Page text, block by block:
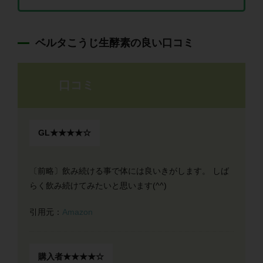
ベルタこうじ生酵素の良い口コミ
GL★★★★☆
〔前略〕飲み続ける事で体には良いきがします。 しば
らく飲み続けてみたいと思います(^^)
引用元： Amazon
購入者★★★★☆